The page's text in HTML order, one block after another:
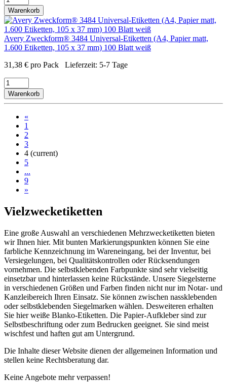
Warenkorb
Avery Zweckform® 3484 Universal-Etiketten (A4, Papier matt,
1.600 Etiketten, 105 x 37 mm) 100 Blatt weiß
31,38 € pro Pack Lieferzeit: 5-7 Tage
Warenkorb
«
1
2
3
4 (current)
5
...
9
»
Vielzwecketiketten
Eine große Auswahl an verschiedenen Mehrzwecketiketten bieten
wir Ihnen hier. Mit bunten Markierungspunkten können Sie eine
farbliche Kennzeichnung im Wareneingang, bei der Inventur, bei
Versiegelungen, bei Qualitätskontrollen oder Rücksendungen
vornehmen. Die selbstklebenden Farbpunkte sind sehr vielseitig
einsetzbar und hinterlassen keine Rückstände. Unsere Siegelsterne
in verschiedenen Größen und Farben finden nicht nur im Notar- und
Kanzleibereich Ihren Einsatz. Sie können zwischen nassklebenden
oder selbstklebenden Siegelmarken wählen. Desweiteren erhalten
Sie hier weiße Blanko-Etiketten. Die Papier-Aufkleber sind zur
Selbstbeschriftung oder zum Bedrucken geeignet. Sie sind meist
wischfest und haften gut am Untergrund.
Die Inhalte dieser Website dienen der allgemeinen Information und
stellen keine Rechtsberatung dar.
Keine Angebote mehr verpassen!